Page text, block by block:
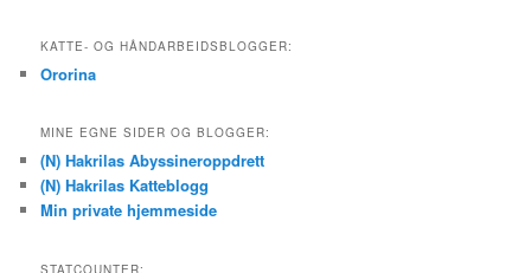
KATTE- OG HÅNDARBEIDSBLOGGER:
Ororina
MINE EGNE SIDER OG BLOGGER:
(N) Hakrilas Abyssineroppdrett
(N) Hakrilas Katteblogg
Min private hjemmeside
STATCOUNTER: